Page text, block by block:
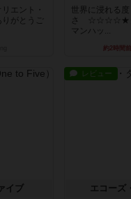
エント・
がとうご
世界に浸れ
さ ☆☆☆☆★
マンハッ...
約2時間前
イブ
レビュー
エコーズ